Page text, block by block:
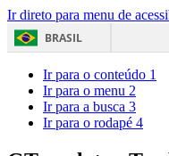
Ir direto para menu de
BRASIL
Ir para o conteúdo 1
Ir para o menu 2
Ir para a busca 3
Ir para o rodapé 4